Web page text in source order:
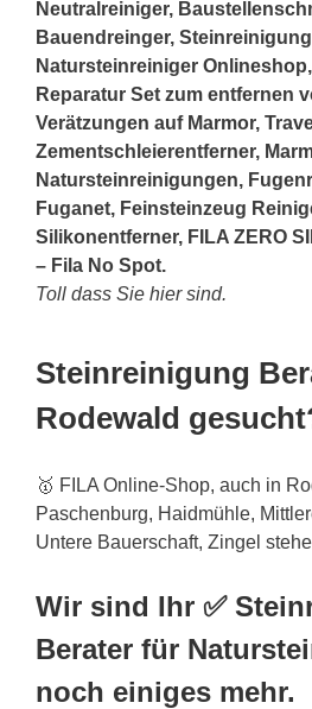
Neutralreiniger,
Bauendreinger,
Natursteinreiniger
Reparatur Set zum entfernen
Verätzungen auf Marmor,
Zementschleierentferner,
Natursteinreinigungen,
Fuganet, Feinsteinzeug
Silikonentferner, FILA ZERO
– Fila No Spot.
Toll dass Sie hier sind.
Steinreinigung
Rodewald
🥇 FILA Online-Shop, auch in
Paschenburg, Haidmühle,
Untere Bauerschaft, Zingel
Wir sind Ihr ✅
Berater für
noch einiges mehr.